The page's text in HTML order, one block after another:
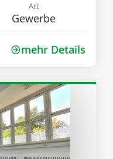
Art
Gewerbe
mehr Details